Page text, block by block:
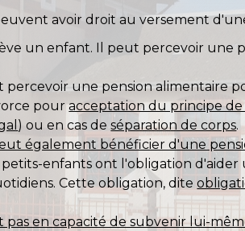
avoir droit au versement
un enfant. Il peut percevoir
percevoir une pension alimentaire
pouracceptation du principe
) ou en cas deséparation de corps.
également bénéficier d'une
petits-enfants ont l'obligation
Cette obligation, dite
pas en capacité de subvenir lui-